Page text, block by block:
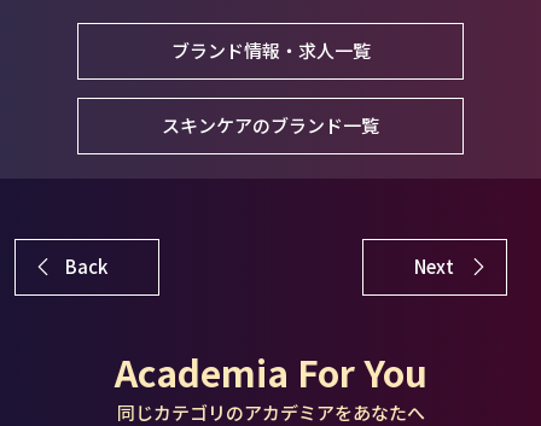
ブランド情報・求人一覧
スキンケアのブランド一覧
Back Next
Academia For You
同じカテゴリのアカデミアをあなたへ